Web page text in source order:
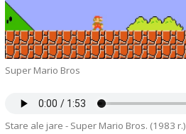
Super Mario Bros
Stare ale jare - Super Mario Bros. (1983 r.)